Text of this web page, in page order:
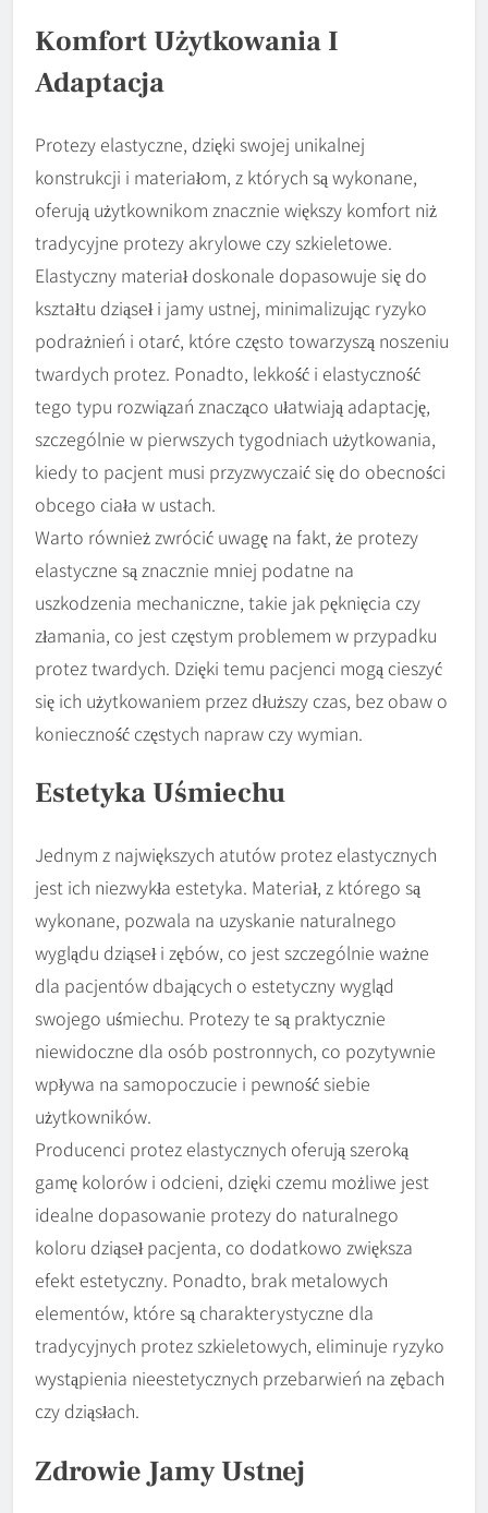
Komfort Użytkowania I
Adaptacja
Protezy elastyczne, dzięki swojej unikalnej
konstrukcji i materiałom, z których są wykonane,
oferują użytkownikom znacznie większy komfort niż
tradycyjne protezy akrylowe czy szkieletowe.
Elastyczny materiał doskonale dopasowuje się do
kształtu dziąseł i jamy ustnej, minimalizując ryzyko
podrażnień i otarć, które często towarzyszą noszeniu
twardych protez. Ponadto, lekkość i elastyczność
tego typu rozwiązań znacząco ułatwiają adaptację,
szczególnie w pierwszych tygodniach użytkowania,
kiedy to pacjent musi przyzwyczaić się do obecności
obcego ciała w ustach.
Warto również zwrócić uwagę na fakt, że protezy
elastyczne są znacznie mniej podatne na
uszkodzenia mechaniczne, takie jak pęknięcia czy
złamania, co jest częstym problemem w przypadku
protez twardych. Dzięki temu pacjenci mogą cieszyć
się ich użytkowaniem przez dłuższy czas, bez obaw o
konieczność częstych napraw czy wymian.
Estetyka Uśmiechu
Jednym z największych atutów protez elastycznych
jest ich niezwykła estetyka. Materiał, z którego są
wykonane, pozwala na uzyskanie naturalnego
wyglądu dziąseł i zębów, co jest szczególnie ważne
dla pacjentów dbających o estetyczny wygląd
swojego uśmiechu. Protezy te są praktycznie
niewidoczne dla osób postronnych, co pozytywnie
wpływa na samopoczucie i pewność siebie
użytkowników.
Producenci protez elastycznych oferują szeroką
gamę kolorów i odcieni, dzięki czemu możliwe jest
idealne dopasowanie protezy do naturalnego
koloru dziąseł pacjenta, co dodatkowo zwiększa
efekt estetyczny. Ponadto, brak metalowych
elementów, które są charakterystyczne dla
tradycyjnych protez szkieletowych, eliminuje ryzyko
wystąpienia nieestetycznych przebarwień na zębach
czy dziąsłach.
Zdrowie Jamy Ustnej